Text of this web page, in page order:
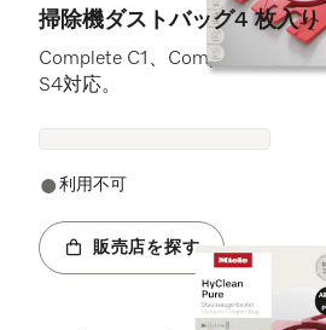
掃除機ダストバッグ4 枚入り
Complete C1、Compact C1、
S4対応。
利用不可
販売店を探す